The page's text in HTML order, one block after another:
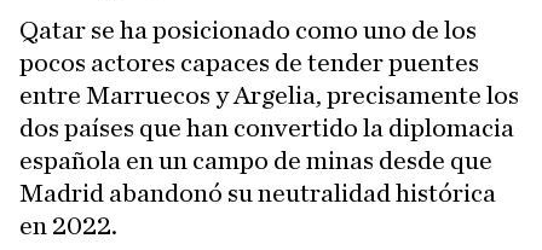
Qatar se ha posicionado como uno de los
pocos actores capaces de tender puentes
entre Marruecos y Argelia, precisamente los
dos países que han convertido la diplomacia
española en un campo de minas desde que
Madrid abandonó su neutralidad histórica
en 2022.